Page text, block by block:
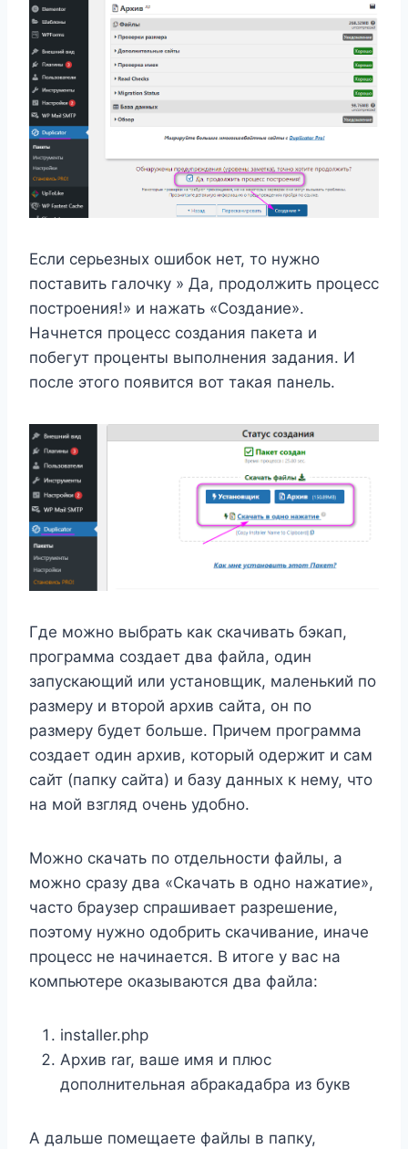
Если серьезных ошибок нет, то нужно
поставить галочку » Да, продолжить процесс
построения!» и нажать «Создание».
Начнется процесс создания пакета и
побегут проценты выполнения задания. И
после этого появится вот такая панель.
Где можно выбрать как скачивать бэкап,
программа создает два файла, один
запускающий или установщик, маленький по
размеру и второй архив сайта, он по
размеру будет больше. Причем программа
создает один архив, который одержит и сам
сайт (папку сайта) и базу данных к нему, что
на мой взгляд очень удобно.
Можно скачать по отдельности файлы, а
можно сразу два «Скачать в одно нажатие»,
часто браузер спрашивает разрешение,
поэтому нужно одобрить скачивание, иначе
процесс не начинается. В итоге у вас на
компьютере оказываются два файла:
installer.php
Архив rar, ваше имя и плюс
дополнительная абракадабра из букв
А дальше помещаете файлы в папку,